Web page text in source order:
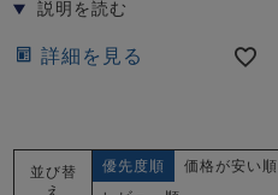
詳細を見る
並び替
優先度順 価格が安い順